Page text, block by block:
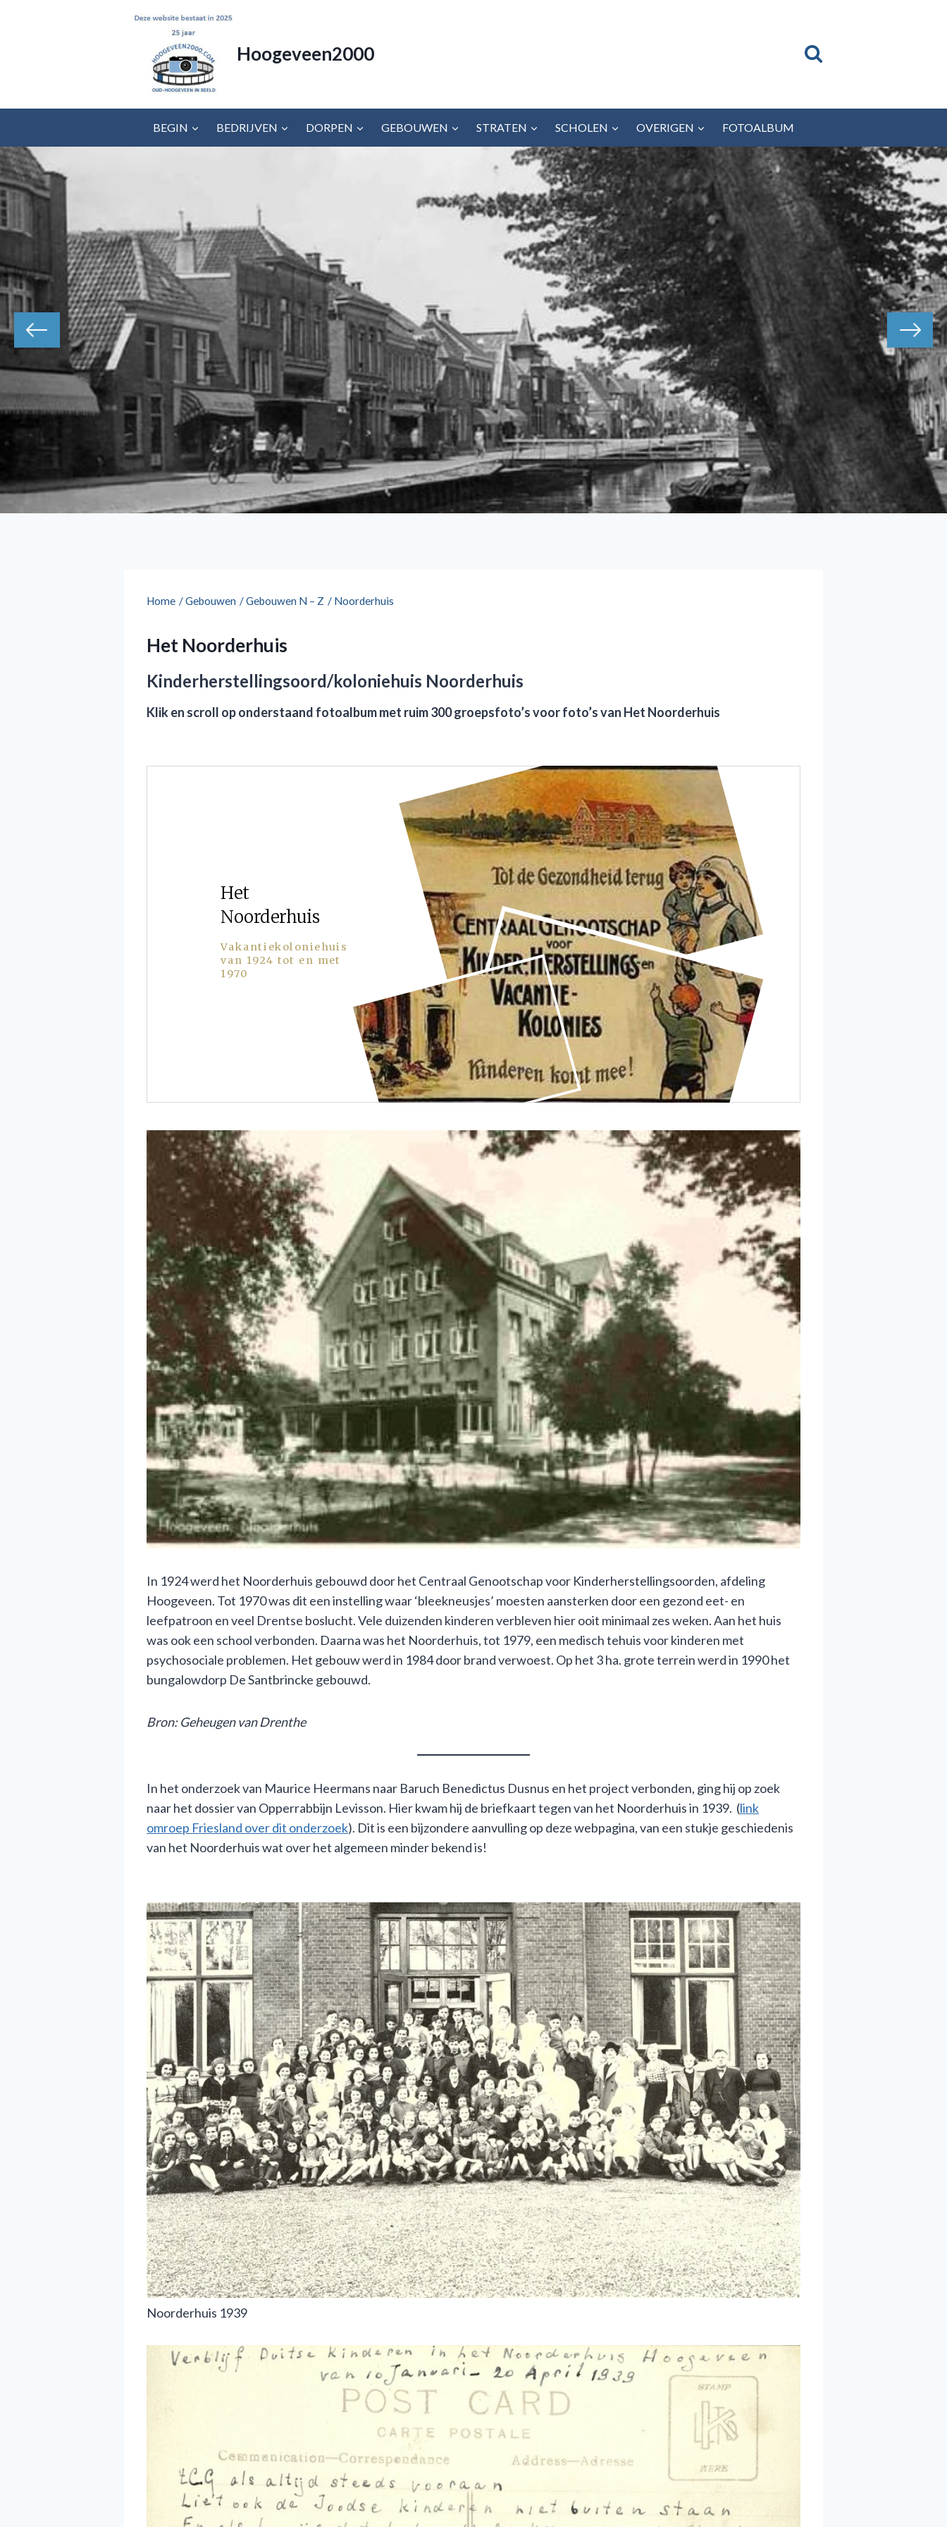
Hoogeveen2000
BEGIN BEDRIJVEN DORPEN GEBOUWEN STRATEN SCHOLEN OVERIGEN FOTOALBUM
Home /Gebouwen /Gebouwen N – Z / Noorderhuis
Het Noorderhuis
Kinderherstellingsoord/koloniehuis Noorderhuis
Klik en scroll op onderstaand fotoalbummet ruim 300 groepsfoto’svoor foto’s van Het Noorderhuis
In 1924 werd het Noorderhuis gebouwd door het Centraal Genootschap voor Kinderherstellingsoorden, afdeling
Hoogeveen. Tot 1970 was dit een instelling waar ‘bleekneusjes’ moesten aansterken door een gezond eet- en
leefpatroon en veel Drentse boslucht. Vele duizenden kinderen verbleven hier ooit minimaal zes weken. Aan het huis
was ook een school verbonden. Daarna was het Noorderhuis, tot 1979, een medisch tehuis voor kinderen met
psychosociale problemen. Het gebouw werd in 1984 door brand verwoest. Op het 3 ha. grote terrein werd in 1990 het
bungalowdorp De Santbrincke gebouwd.
Bron:Geheugenvan Drenthe
In het onderzoek van Maurice Heermans naar Baruch Benedictus Dusnus en het project verbonden, ging hij op zoek
naar het dossier van Opperrabbijn Levisson. Hier kwam hij de briefkaart tegen van het Noorderhuis in 1939. (link
omroep Friesland over dit onderzoek). Dit is een bijzondere aanvulling op deze webpagina, van een stukje geschiedenis
van het Noorderhuis wat over het algemeen minder bekend is!
Noorderhuis 1939